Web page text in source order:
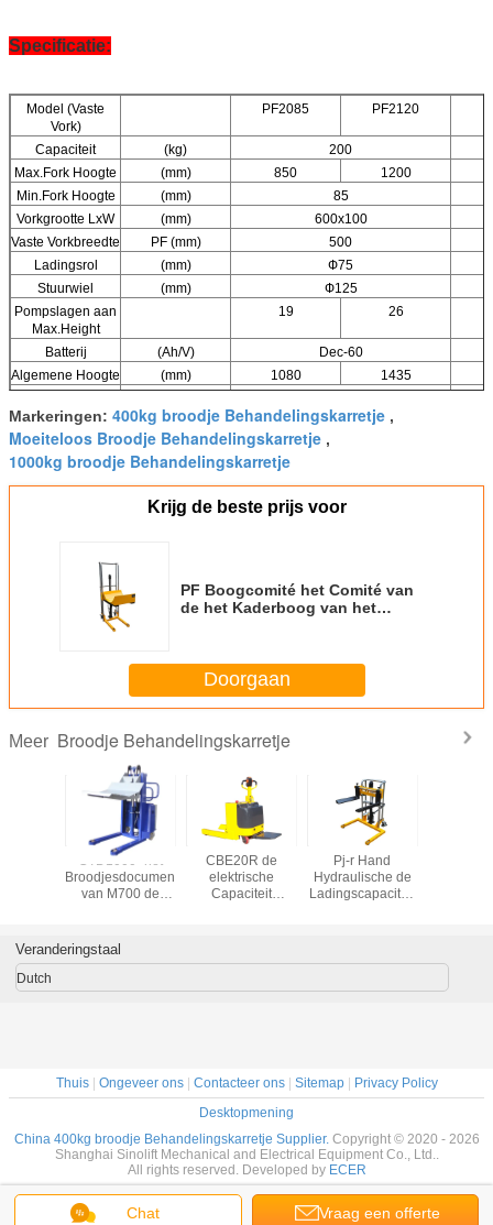
Specificatie:
Model (Vaste
Vork)
PF2085 PF2120
Capaciteit (kg)
200
Max.Fork Hoogte
(mm) 850
1200
Min.Fork Hoogte
(mm)
85
Vorkgrootte LxW
(mm)
600x100
Vaste Vorkbreedte
PF (mm)
500
Ladingsrol
(mm)
Ф75
Stuurwiel
(mm)
Ф125
Pompslagen aan
Max.Height
19 26
Batterij (Ah/V)
Dec-60
Algemene Hoogte
(mm) 1080 1435
Breedte
Lengte over alles PF/PJ (mm)
1020
Netto Gewicht
PF (kg) 55
Optieplatform
LP10
Markeringen: 400kg broodje Behandelingskarretje ,
Moeiteloos Broodje Behandelingskarretje ,
1000kg broodje Behandelingskarretje
Krijg de beste prijs voor
PF Boogcomité het Comité van
de het Kaderboog van het
Ladingscapaciteit 400kg van het
Broodjeskarretje
Doorgaan
Meer Broodje Behandelingskarretje
en
de
van de
CTD1000- het
Broodjesdocument
van M700 de
Heftoestellading
van het
Capaciteit
CBE20R de
elektrische
Capaciteit
Pj-r Hand
Hydraulische de
Ladingscapaciteit
Stapelaar
Chat Vraag een offerte
Veranderingstaal
Dutch
Thuis| Ongeveer ons| Contacteer ons| Sitemap| Privacy Policy
Desktopmening
China 400kg broodje Behandelingskarretje Supplier. Copyright © 2020 - 2026
Shanghai Sinolift Mechanical and Electrical Equipment Co., Ltd..
All rights reserved. Developed by ECER